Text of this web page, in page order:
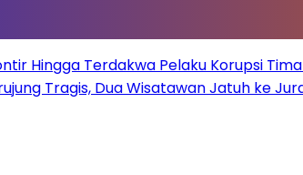
Hingga Terdakwa Pelaku Korupsi
Tragis, Dua Wisatawan Jatuh ke